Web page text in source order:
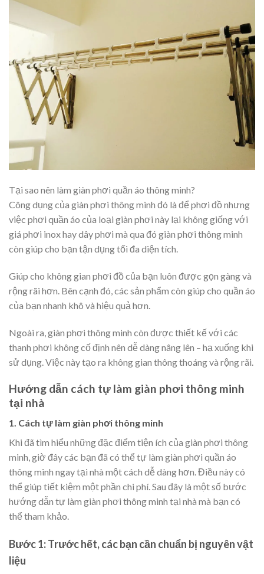
Tại sao nên làm giàn phơi quần áo thông minh?
Công dụng của giàn phơi thông minh đó là để phơi đồ nhưng
việc phơi quần áo của loại giàn phơi này lại không giống với
giá phơi inox hay dây phơi mà qua đó giàn phơi thông minh
còn giúp cho bạn tận dụng tối đa diện tích.
Giúp cho không gian phơi đồ của bạn luôn được gọn gàng và
rộng rãi hơn. Bên cạnh đó, các sản phẩm còn giúp cho quần áo
của bạn nhanh khô và hiệu quả hơn.
Ngoài ra, giàn phơi thông minh còn được thiết kế với các
thanh phơi không cố định nên dễ dàng nâng lên – hạ xuống khi
sử dụng. Việc này tạo ra không gian thông thoáng và rộng rãi.
Hướng dẫn cách tự làm giàn phơi thông minh
tại nhà
1. Cách tự làm giàn phơi thông minh
Khi đã tìm hiểu những đặc điểm tiện ích của giàn phơi thông
minh, giờ đây các bạn đã có thể tự làm giàn phơi quần áo
thông minh ngay tại nhà một cách dễ dàng hơn. Điều này có
thể giúp tiết kiệm một phần chi phí. Sau đây là một số bước
hướng dẫn tự làm giàn phơi thông minh tại nhà mà bạn có
thể tham khảo.
Bước 1: Trước hết, các bạn cần chuẩn bị nguyên vật
liệu